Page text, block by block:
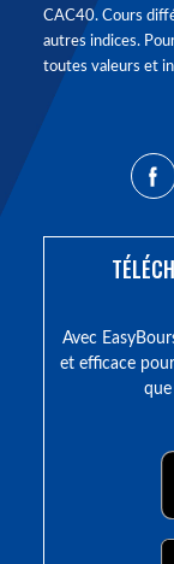
CAC40. Cours
autres indices.
toutes valeurs et
Avec
et efficace
que